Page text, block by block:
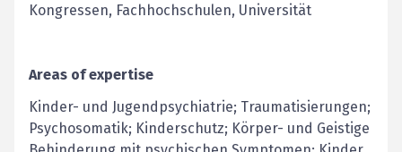
Kongressen, Fachhochschulen, Universität
Areas of expertise
Kinder- und Jugendpsychiatrie; Traumatisierungen;
Psychosomatik; Kinderschutz; Körper- und Geistige